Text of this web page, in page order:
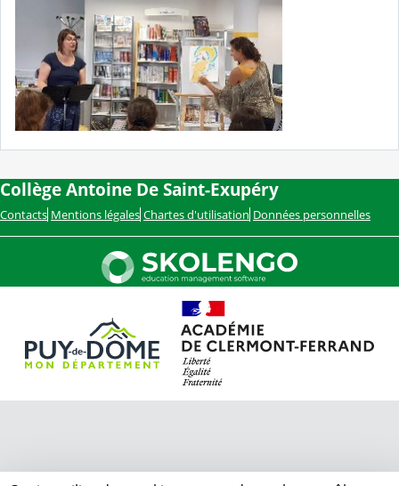
Collège Antoine De Saint-Exupéry
Contacts Mentions légales Chartes d'utilisation Données personnelles